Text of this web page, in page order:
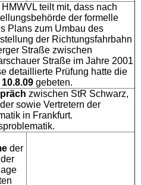
teilt mit, dass nach
der formelle
Plans zum Umbau des
der Richtungsfahrbahn
Straße zwischen
Straße im Jahre 2001
detaillierte Prüfung hatte die
10.8.09 gebeten.
zwischen StR Schwarz,
sowie Vertretern der
in Frankfurt.
der